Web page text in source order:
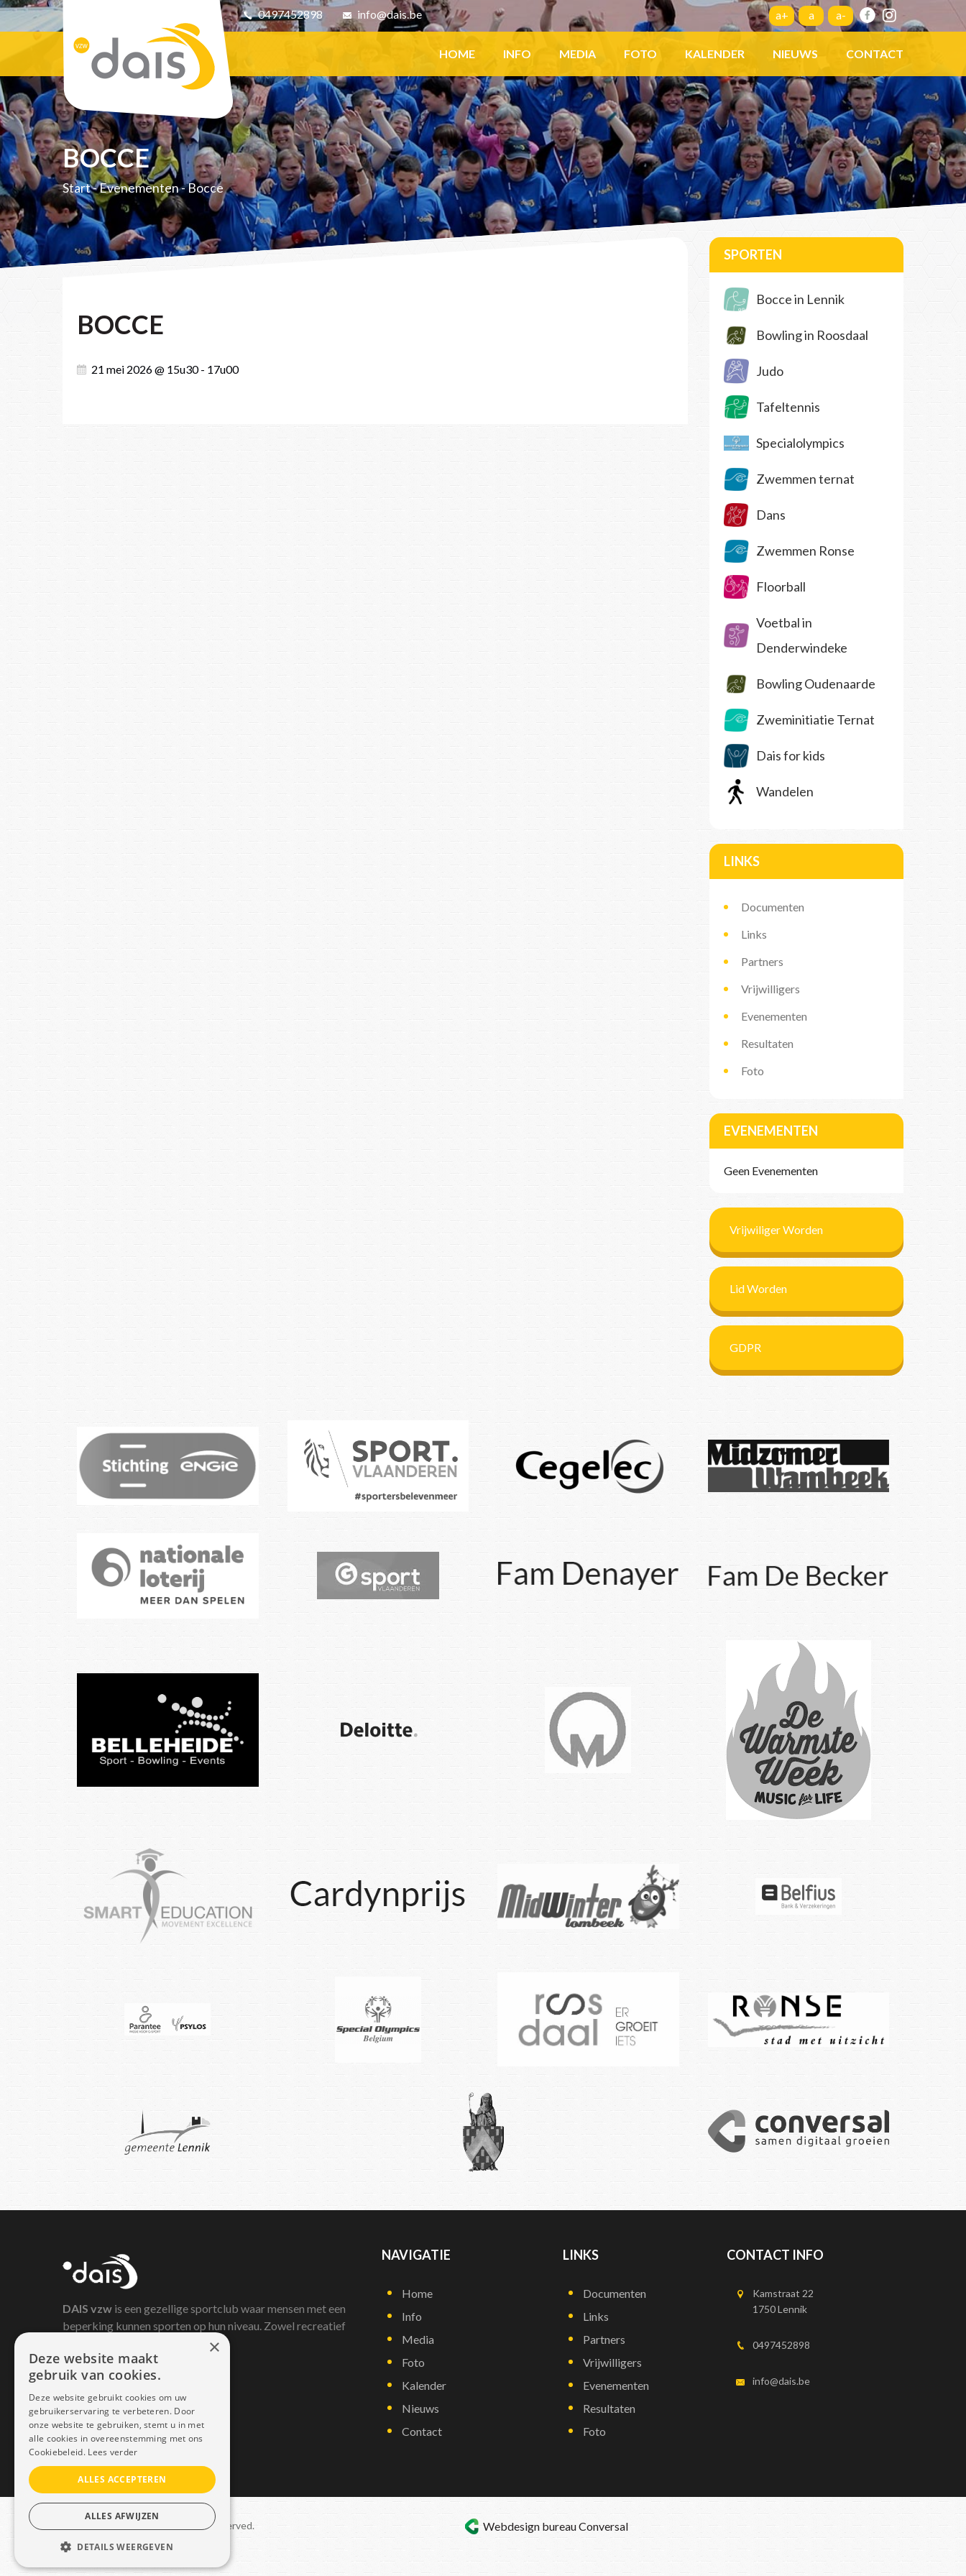
0497452898 info@dais.be Facebook a+ a a-
HOME INFO MEDIA FOTO KALENDER NIEUWS CONTACT
BOCCE
Start-Evenementen-Bocce
BOCCE
21 mei 2026 @ 15u30 - 17u00
SPORTEN
Bocce in Lennik
Bowling in Roosdaal
Judo
Tafeltennis
Specialolympics
Zwemmen ternat
Dans
Zwemmen Ronse
Floorball
Voetbal in
Denderwindeke
Bowling Oudenaarde
Zweminitiatie Ternat
Dais for kids
Wandelen
LINKS
Documenten
Links
Partners
Vrijwilligers
Evenementen
Resultaten
Foto
EVENEMENTEN
Geen Evenementen
Vrijwiliger Worden
Lid Worden
GDPR
DAIS vzw is een gezellige sportclub waar mensen met een
beperking kunnen sporten op hun niveau. Zowel recreatief
NAVIGATIE
Home
Info
Media
Foto
Kalender
Nieuws
Contact
LINKS
Documenten
Links
Partners
Vrijwilligers
Evenementen
Resultaten
Foto
CONTACT INFO
Kamstraat 22
1750 Lennik
0497452898
info@dais.be
Copyright © 2021 Dais. All rights reserved.
Sitemap–GDPR
Webdesign bureauConversal
×
Deze website maakt
gebruik van cookies.
Deze website gebruikt cookies om uw
gebruikerservaring te verbeteren. Door
onze website te gebruiken, stemt u in met
alle cookies in overeenstemming met ons
Cookiebeleid. Lees verder
ALLES ACCEPTEREN
ALLES AFWIJZEN
DETAILS WEERGEVEN
STRIKT NOODZAKELIJK